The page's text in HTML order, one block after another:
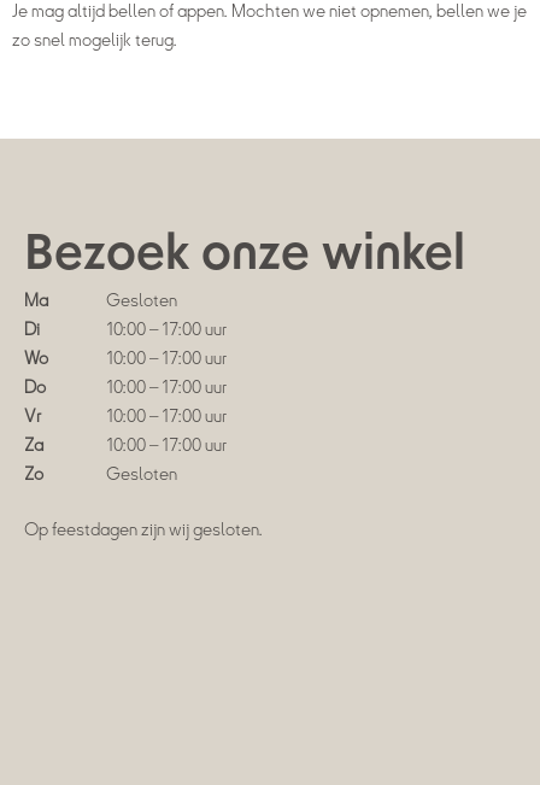
Je mag altijd bellen of appen. Mochten we niet opnemen, bellen we je
zo snel mogelijk terug.
Bezoek onze winkel
Ma
Gesloten
Di
10:00 – 17:00 uur
Wo
10:00 – 17:00 uur
Do
10:00 – 17:00 uur
Vr
10:00 – 17:00 uur
Za
10:00 – 17:00 uur
Zo
Gesloten
Op feestdagen zijn wij gesloten.